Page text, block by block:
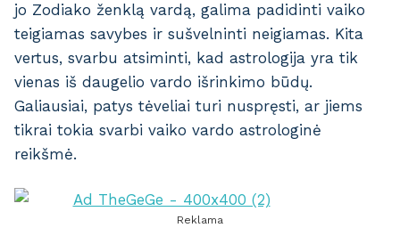
jo Zodiako ženklą vardą, galima padidinti vaiko
teigiamas savybes ir sušvelninti neigiamas. Kita
vertus, svarbu atsiminti, kad astrologija yra tik
vienas iš daugelio vardo išrinkimo būdų.
Galiausiai, patys tėveliai turi nuspręsti, ar jiems
tikrai tokia svarbi vaiko vardo astrologinė
reikšmė.
Reklama